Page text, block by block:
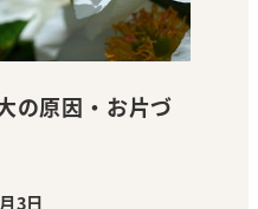
の原因・お片づ
3日